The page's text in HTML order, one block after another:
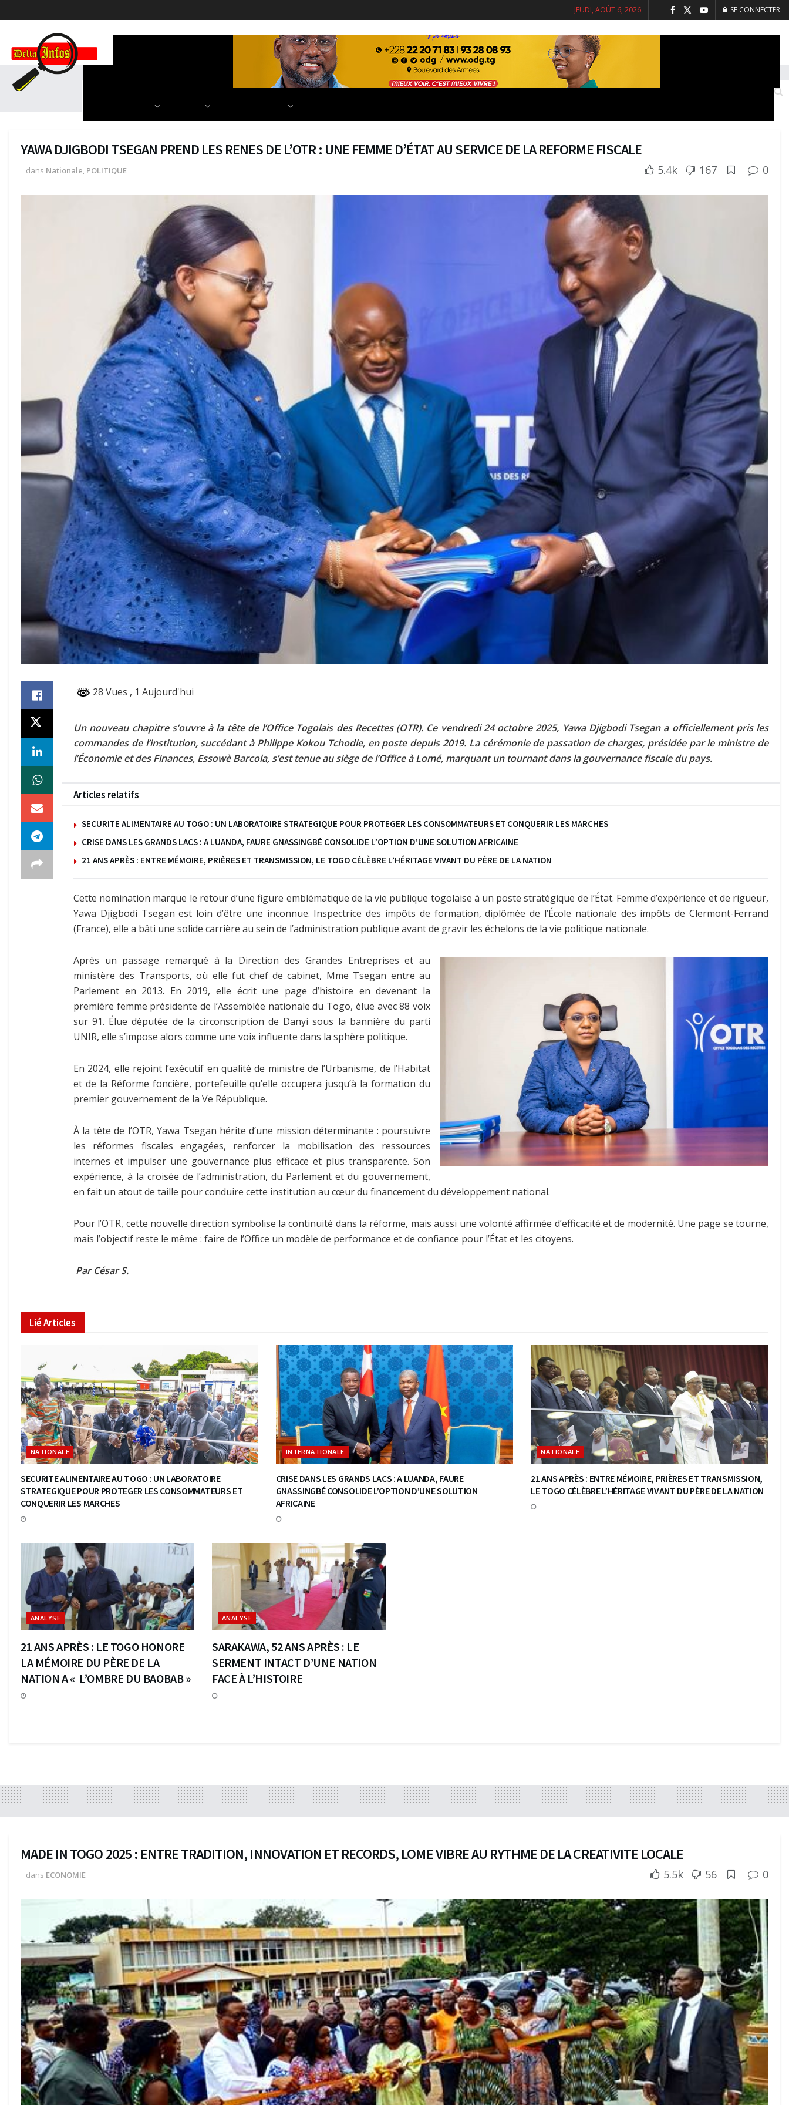
JEUDI, AOÛT 6, 2026 SE CONNECTER
ECONOMIE FINANCE DÉVELOPPEMENT EDUCATION INTERVIEWS SANTE
YAWA DJIGBODI TSEGAN PREND LES RENES DE L’OTR : UNE FEMME D’ÉTAT AU SERVICE DE LA REFORME FISCALE
dans Nationale POLITIQUE 5.4k 167 0
28 Vues , 1 Aujourd'hui
Un nouveau chapitre s’ouvre à la tête de l’Office Togolais des Recettes (OTR). Ce vendredi 24 octobre 2025, Yawa Djigbodi Tsegan a officiellement pris les
commandes de l’institution, succédant à Philippe Kokou Tchodie, en poste depuis 2019. La cérémonie de passation de charges, présidée par le ministre de
l’Économie et des Finances, Essowè Barcola, s’est tenue au siège de l’Office à Lomé, marquant un tournant dans la gouvernance fiscale du pays.
Articles relatifs
SECURITE ALIMENTAIRE AU TOGO : UN LABORATOIRE STRATEGIQUE POUR PROTEGER LES CONSOMMATEURS ET CONQUERIR LES MARCHES
CRISE DANS LES GRANDS LACS : A LUANDA, FAURE GNASSINGBÉ CONSOLIDE L’OPTION D’UNE SOLUTION AFRICAINE
21 ANS APRÈS : ENTRE MÉMOIRE, PRIÈRES ET TRANSMISSION, LE TOGO CÉLÈBRE L’HÉRITAGE VIVANT DU PÈRE DE LA NATION
Cette nomination marque le retour d’une figure emblématique de la vie publique togolaise à un poste stratégique de l’État. Femme d’expérience et de rigueur,
Yawa Djigbodi Tsegan est loin d’être une inconnue. Inspectrice des impôts de formation, diplômée de l’École nationale des impôts de Clermont-Ferrand
(France), elle a bâti une solide carrière au sein de l’administration publique avant de gravir les échelons de la vie politique nationale.
Après un passage remarqué à la Direction des Grandes Entreprises et au
ministère des Transports, où elle fut chef de cabinet, Mme Tsegan entre au
Parlement en 2013. En 2019, elle écrit une page d’histoire en devenant la
première femme présidente de l’Assemblée nationale du Togo, élue avec 88 voix
sur 91. Élue députée de la circonscription de Danyi sous la bannière du parti
UNIR, elle s’impose alors comme une voix influente dans la sphère politique.
En 2024, elle rejoint l’exécutif en qualité de ministre de l’Urbanisme, de l’Habitat
et de la Réforme foncière, portefeuille qu’elle occupera jusqu’à la formation du
premier gouvernement de la Ve République.
À la tête de l’OTR, Yawa Tsegan hérite d’une mission déterminante : poursuivre
les réformes fiscales engagées, renforcer la mobilisation des ressources
internes et impulser une gouvernance plus efficace et plus transparente. Son
expérience, à la croisée de l’administration, du Parlement et du gouvernement,
en fait un atout de taille pour conduire cette institution au cœur du financement du développement national.
Pour l’OTR, cette nouvelle direction symbolise la continuité dans la réforme, mais aussi une volonté affirmée d’efficacité et de modernité. Une page se tourne,
mais l’objectif reste le même : faire de l’Office un modèle de performance et de confiance pour l’État et les citoyens.
Par César S.
LiéArticles
NATIONALE
SECURITE ALIMENTAIRE AU TOGO : UN LABORATOIRE
STRATEGIQUE POUR PROTEGER LES CONSOMMATEURS ET
CONQUERIR LES MARCHES
INTERNATIONALE
CRISE DANS LES GRANDS LACS : A LUANDA, FAURE
GNASSINGBÉ CONSOLIDE L’OPTION D’UNE SOLUTION
AFRICAINE
NATIONALE
21 ANS APRÈS : ENTRE MÉMOIRE, PRIÈRES ET TRANSMISSION,
LE TOGO CÉLÈBRE L’HÉRITAGE VIVANT DU PÈRE DE LA NATION
ANALYSE
21 ANS APRÈS : LE TOGO HONORE
LA MÉMOIRE DU PÈRE DE LA
NATION A « L’OMBRE DU BAOBAB »
ANALYSE
SARAKAWA, 52 ANS APRÈS : LE
SERMENT INTACT D’UNE NATION
FACE À L’HISTOIRE
MADE IN TOGO 2025 : ENTRE TRADITION, INNOVATION ET RECORDS, LOME VIBRE AU RYTHME DE LA CREATIVITE LOCALE
dans ECONOMIE 5.5k 56 0